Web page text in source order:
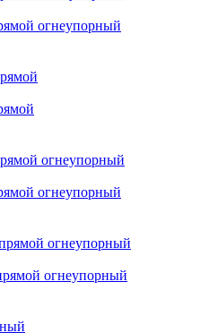
огнеупорный
огнеупорный
огнеупорный